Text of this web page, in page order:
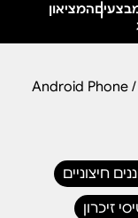
המציאון
/ Android Phone
חיצוניים
זיכרון